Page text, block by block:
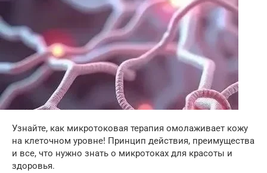
Узнайте, как микротоковая терапия омолаживает кожу
на клеточном уровне! Принцип действия, преимущества
и все, что нужно знать о микротоках для красоты и
здоровья.